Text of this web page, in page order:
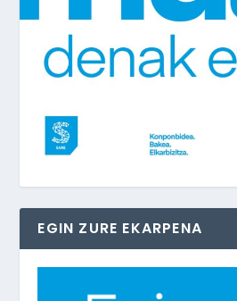
EGIN ZURE EKARPENA